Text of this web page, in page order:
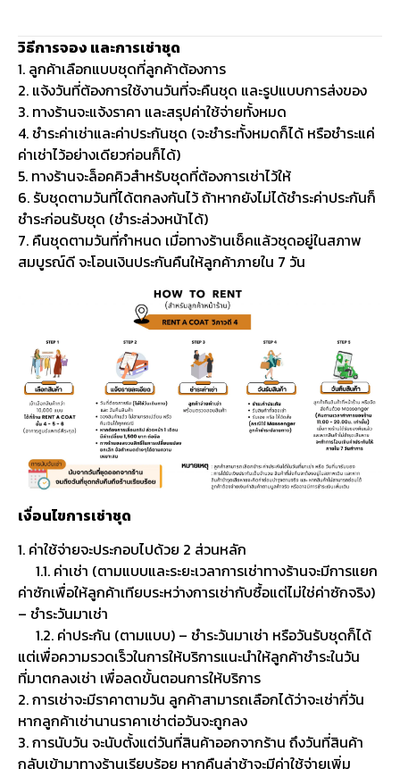
วิธีการจอง และการเช่าชุด
1. ลูกค้าเลือกแบบชุดที่ลูกค้าต้องการ
2. แจ้งวันที่ต้องการใช้งานวันที่จะคืนชุด และรูปแบบการส่งของ
3. ทางร้านจะแจ้งราคา และสรุปค่าใช้จ่ายทั้งหมด
4. ชำระค่าเช่าและค่าประกันชุด (จะชำระทั้งหมดก็ได้ หรือชำระแค่
ค่าเช่าไว้อย่างเดียวก่อนก็ได้)
5. ทางร้านจะล็อคคิวสำหรับชุดที่ต้องการเช่าไว้ให้
6. รับชุดตามวันที่ได้ตกลงกันไว้ ถ้าหากยังไม่ได้ชำระค่าประกันก็
ชำระก่อนรับชุด (ชำระล่วงหน้าได้)
7. คืนชุดตามวันที่กำหนด เมื่อทางร้านเช็คแล้วชุดอยู่ในสภาพ
สมบูรณ์ดี จะโอนเงินประกันคืนให้ลูกค้าภายใน 7 วัน
เงื่อนไขการเช่าชุด
1. ค่าใช้จ่ายจะประกอบไปด้วย 2 ส่วนหลัก
1.1. ค่าเช่า (ตามแบบและระยะเวลาการเช่าทางร้านจะมีการแยก
ค่าซักเพื่อให้ลูกค้าเทียบระหว่างการเช่ากับซื้อแต่ไม่ใช่ค่าซักจริง)
– ชำระวันมาเช่า
1.2. ค่าประกัน (ตามแบบ) – ชำระวันมาเช่า หรือวันรับชุดก็ได้
แต่เพื่อความรวดเร็วในการให้บริการแนะนำให้ลูกค้าชำระในวัน
ที่มาตกลงเช่า เพื่อลดขั้นตอนการให้บริการ
2. การเช่าจะมีราคาตามวัน ลูกค้าสามารถเลือกได้ว่าจะเช่ากี่วัน
หากลูกค้าเช่านานราคาเช่าต่อวันจะถูกลง
3. การนับวัน จะนับตั้งแต่วันที่สินค้าออกจากร้าน ถึงวันที่สินค้า
กลับเข้ามาทางร้านเรียบร้อย หากคืนล่าช้าจะมีค่าใช้จ่ายเพิ่ม